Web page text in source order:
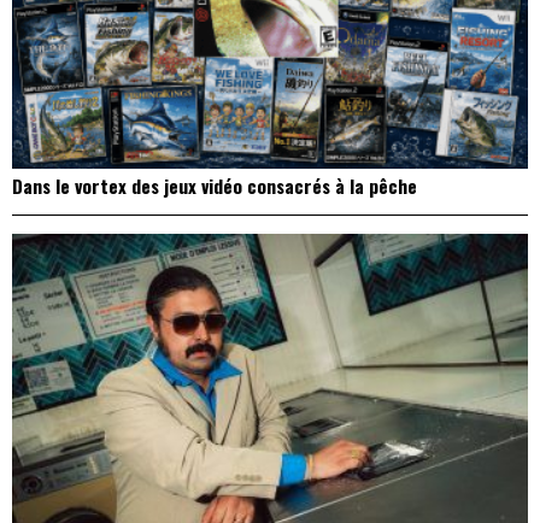
Dans le vortex des jeux vidéo consacrés à la pêche